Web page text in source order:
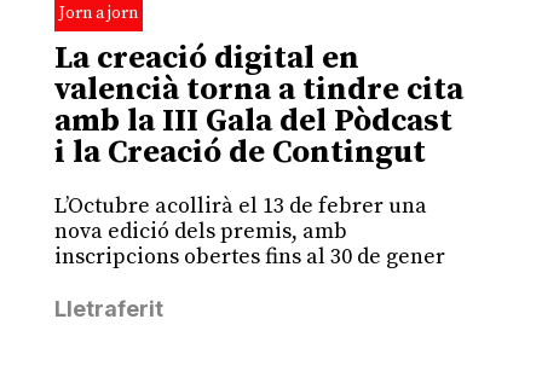
Jorn a jorn
La creació digital en
valencià torna a tindre cita
amb la III Gala del Pòdcast
i la Creació de Contingut
L’Octubre acollirà el 13 de febrer una
nova edició dels premis, amb
inscripcions obertes fins al 30 de gener
Lletraferit